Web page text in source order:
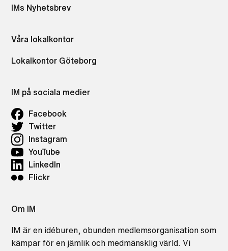
IMs Nyhetsbrev
Våra lokalkontor
Lokalkontor Göteborg
IM på sociala medier
Facebook
Twitter
Instagram
YouTube
LinkedIn
Flickr
Om IM
IM är en idéburen, obunden medlemsorganisation som
kämpar för en jämlik och medmänsklig värld. Vi